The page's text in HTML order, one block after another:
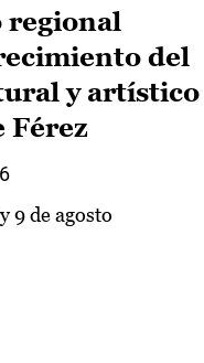
regional
del
y artístico
Férez
9 de agosto